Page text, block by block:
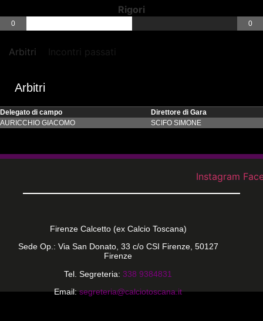
Rigori
0 0
Arbitri Incontri passati
Arbitri
Delegato di campo
Direttore di Gara
AURICCHIO GIACOMO
SCIFO SIMONE
Instagram
Firenze Calcetto (ex Calcio Toscana)
Sede Op.: Via San Donato, 33 c/o CSI Firenze, 50127
Firenze
Tel. Segreteria: 338 9384831
Email: segreteria@calciotoscana.it